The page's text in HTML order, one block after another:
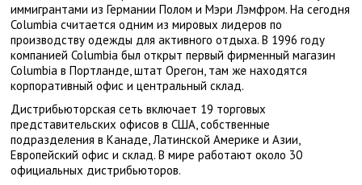
иммигрантами из Германии Полом и Мэри Лэмфром. На сегодня
Columbia считается одним из мировых лидеров по
производству одежды для активного отдыха. В 1996 году
компанией Columbia был открыт первый фирменный магазин
Columbia в Портланде, штат Орегон, там же находятся
корпоративный офис и центральный склад.
Дистрибьюторская сеть включает 19 торговых
представительских офисов в США, собственные
подразделения в Канаде, Латинской Америке и Азии,
Европейский офис и склад. В мире работают около 30
официальных дистрибьюторов.